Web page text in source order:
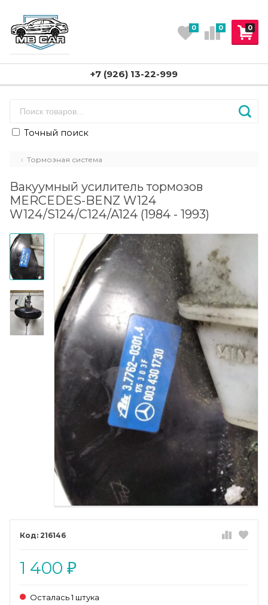
0
0 0
+7 (926) 13-22-999
Точный поиск
Тормозная система
Вакуумный усилитель тормозов
MERCEDES-BENZ W124
W124/S124/C124/A124 (1984 - 1993)
216146
1 400 ₽
Осталась 1 штука